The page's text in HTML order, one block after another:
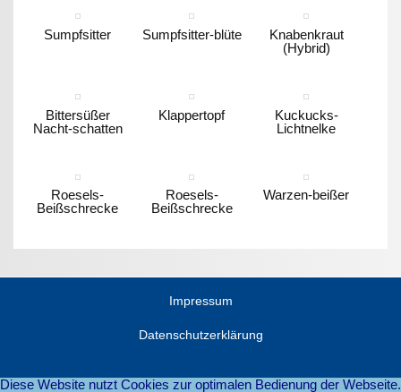
Sumpfsitter Sumpfsitter-blüte
Knabenkraut
(Hybrid)
Bittersüßer
Nacht-schatten
Klappertopf
Kuckucks-
Lichtnelke
Roesels-
Beißschrecke
Roesels-
Beißschrecke
Warzen-beißer
Impressum
Datenschutzerklärung
Diese Website nutzt Cookies zur optimalen Bedienung der Webseite.